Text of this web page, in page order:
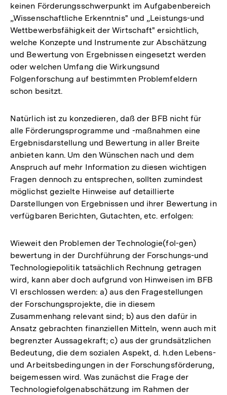
keinen Förderungsschwerpunkt im Aufgabenbereich
„Wissenschaftliche Erkenntnis" und „Leistungs-und
Wettbewerbsfähigkeit der Wirtschaft" ersichtlich,
welche Konzepte und Instrumente zur Abschätzung
und Bewertung von Ergebnissen eingesetzt werden
oder welchen Umfang die Wirkungsund
Folgenforschung auf bestimmten Problemfeldern
schon besitzt.
Natürlich ist zu konzedieren, daß der BFB nicht für
alle Förderungsprogramme und -maßnahmen eine
Ergebnisdarstellung und Bewertung in aller Breite
anbieten kann. Um den Wünschen nach und dem
Anspruch auf mehr Information zu diesen wichtigen
Fragen dennoch zu entsprechen, sollten zumindest
möglichst gezielte Hinweise auf detaillierte
Darstellungen von Ergebnissen und ihrer Bewertung in
verfügbaren Berichten, Gutachten, etc. erfolgen:
Wieweit den Problemen der Technologie(fol-gen)
bewertung in der Durchführung der Forschungs-und
Technologiepolitik tatsächlich Rechnung getragen
wird, kann aber doch aufgrund von Hinweisen im BFB
VI erschlossen werden: a) aus den Fragestellungen
der Forschungsprojekte, die in diesem
Zusammenhang relevant sind; b) aus den dafür in
Ansatz gebrachten finanziellen Mitteln, wenn auch mit
begrenzter Aussagekraft; c) aus der grundsätzlichen
Bedeutung, die dem sozialen Aspekt, d. h.den Lebens-
und Arbeitsbedingungen in der Forschungsförderung,
beigemessen wird. Was zunächst die Frage der
Technologiefolgenabschätzung im Rahmen der